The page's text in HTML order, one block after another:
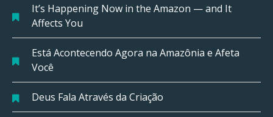
It’s Happening Now in the Amazon — and It
Affects You
Está Acontecendo Agora na Amazônia e Afeta
Você
Deus Fala Através da Criação